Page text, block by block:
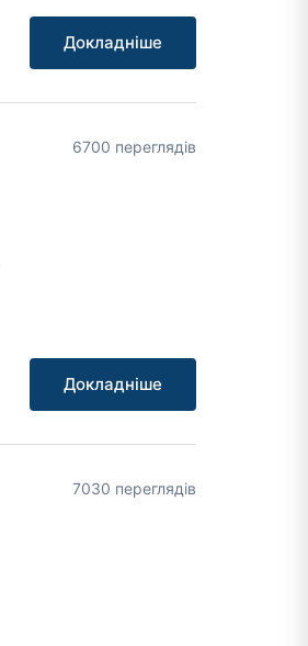
Докладніше
6700 переглядів
Докладніше
7030 переглядів